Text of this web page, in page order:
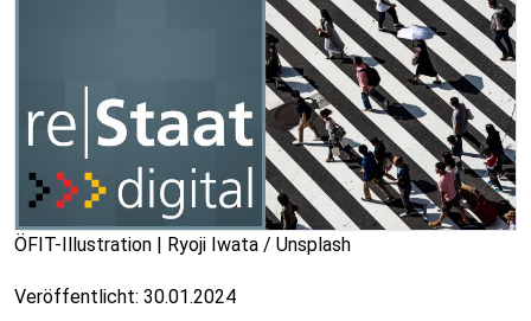
ÖFIT-Illustration | Ryoji Iwata / Unsplash
Veröffentlicht: 30.01.2024